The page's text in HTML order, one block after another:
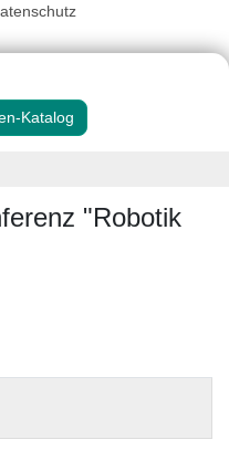
Katalog
"Robotik